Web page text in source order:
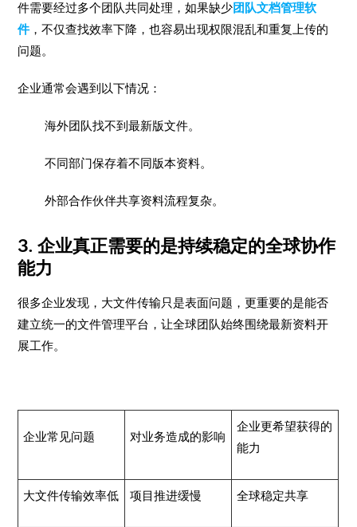
件需要经过多个团队共同处理，如果缺少团队文档管理软
件，不仅查找效率下降，也容易出现权限混乱和重复上传的
问题。
企业通常会遇到以下情况：
海外团队找不到最新版文件。
不同部门保存着不同版本资料。
外部合作伙伴共享资料流程复杂。
3. 企业真正需要的是持续稳定的全球协作
能力
很多企业发现，大文件传输只是表面问题，更重要的是能否
建立统一的文件管理平台，让全球团队始终围绕最新资料开
展工作。
企业常见问题 对业务造成的影响
企业更希望获得的
能力
大文件传输效率低 项目推进缓慢 全球稳定共享